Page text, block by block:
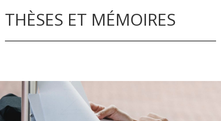
THÈSES ET MÉMOIRES